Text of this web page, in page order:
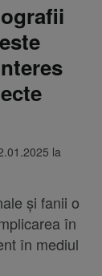
la
și fanii o
în
în mediul